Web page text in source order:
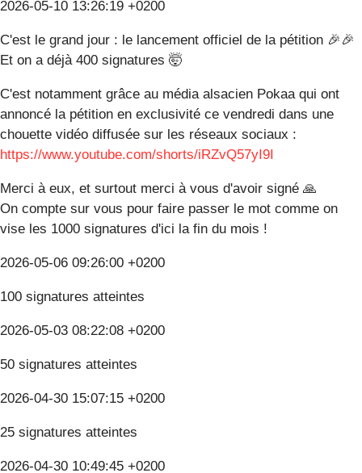
2026-05-10 13:26:19 +0200
C'est le grand jour : le lancement officiel de la pétition 🎉🎉
Et on a déjà 400 signatures 🤯
C'est notamment grâce au média alsacien Pokaa qui ont
annoncé la pétition en exclusivité ce vendredi dans une
chouette vidéo diffusée sur les réseaux sociaux :
https://www.youtube.com/shorts/iRZvQ57yI9I
Merci à eux, et surtout merci à vous d'avoir signé 🙏
On compte sur vous pour faire passer le mot comme on
vise les 1000 signatures d'ici la fin du mois !
2026-05-06 09:26:00 +0200
100 signatures atteintes
2026-05-03 08:22:08 +0200
50 signatures atteintes
2026-04-30 15:07:15 +0200
25 signatures atteintes
2026-04-30 10:49:45 +0200